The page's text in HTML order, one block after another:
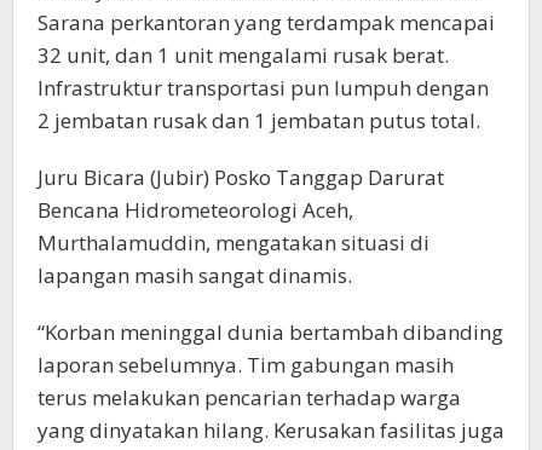
Sarana perkantoran yang terdampak mencapai
32 unit, dan 1 unit mengalami rusak berat.
Infrastruktur transportasi pun lumpuh dengan
2 jembatan rusak dan 1 jembatan putus total.
Juru Bicara (Jubir) Posko Tanggap Darurat
Bencana Hidrometeorologi Aceh,
Murthalamuddin, mengatakan situasi di
lapangan masih sangat dinamis.
“Korban meninggal dunia bertambah dibanding
laporan sebelumnya. Tim gabungan masih
terus melakukan pencarian terhadap warga
yang dinyatakan hilang. Kerusakan fasilitas juga